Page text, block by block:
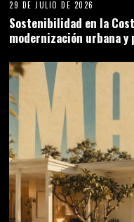
29 DE JULIO DE 2026
Sostenibilidad en la
modernización urbana